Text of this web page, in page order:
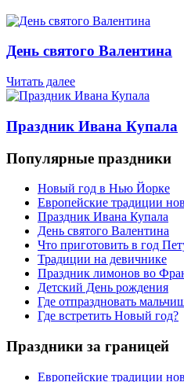
День святого Валентина
Читать далее
Праздник Ивана Купала
Популярные праздники
Новый год в Нью Йорке
Европейские традиции
Праздник Ивана Купала
День святого Валентина
Что приготовить в год
Традиции на девичнике
Праздник лимонов во
Детский День рождения
Где отпраздновать
Где встретить Новый год?
Праздники за границей
Европейские традиции